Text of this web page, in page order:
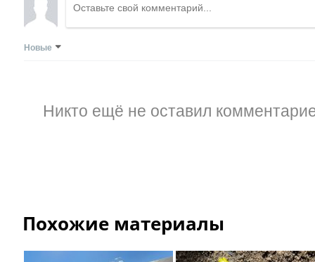
Новые
Никто ещё не оставил
Похожие материалы